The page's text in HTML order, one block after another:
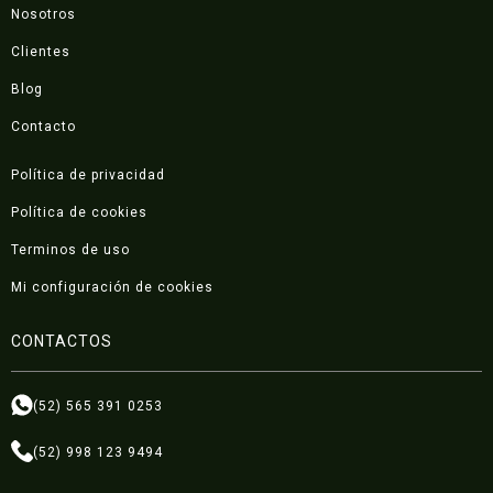
Nosotros
Clientes
Blog
Contacto
Política de privacidad
Política de cookies
Terminos de uso
Mi configuración de cookies
CONTACTOS
(52) 565 391 0253
(52) 998 123 9494